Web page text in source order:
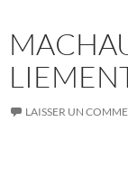
LAISSER UN